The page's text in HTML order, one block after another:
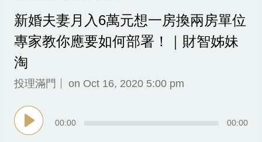
場
生
時
專
新婚夫妻月入6萬元想一房換兩房單位
專家教你應要如何部署！｜財智姊妹
淘
投理滿門 on Oct 16, 2020 5:00 pm
00:00 00:00